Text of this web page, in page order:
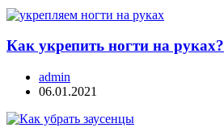
Как укрепить ногти на руках?
admin
06.01.2021